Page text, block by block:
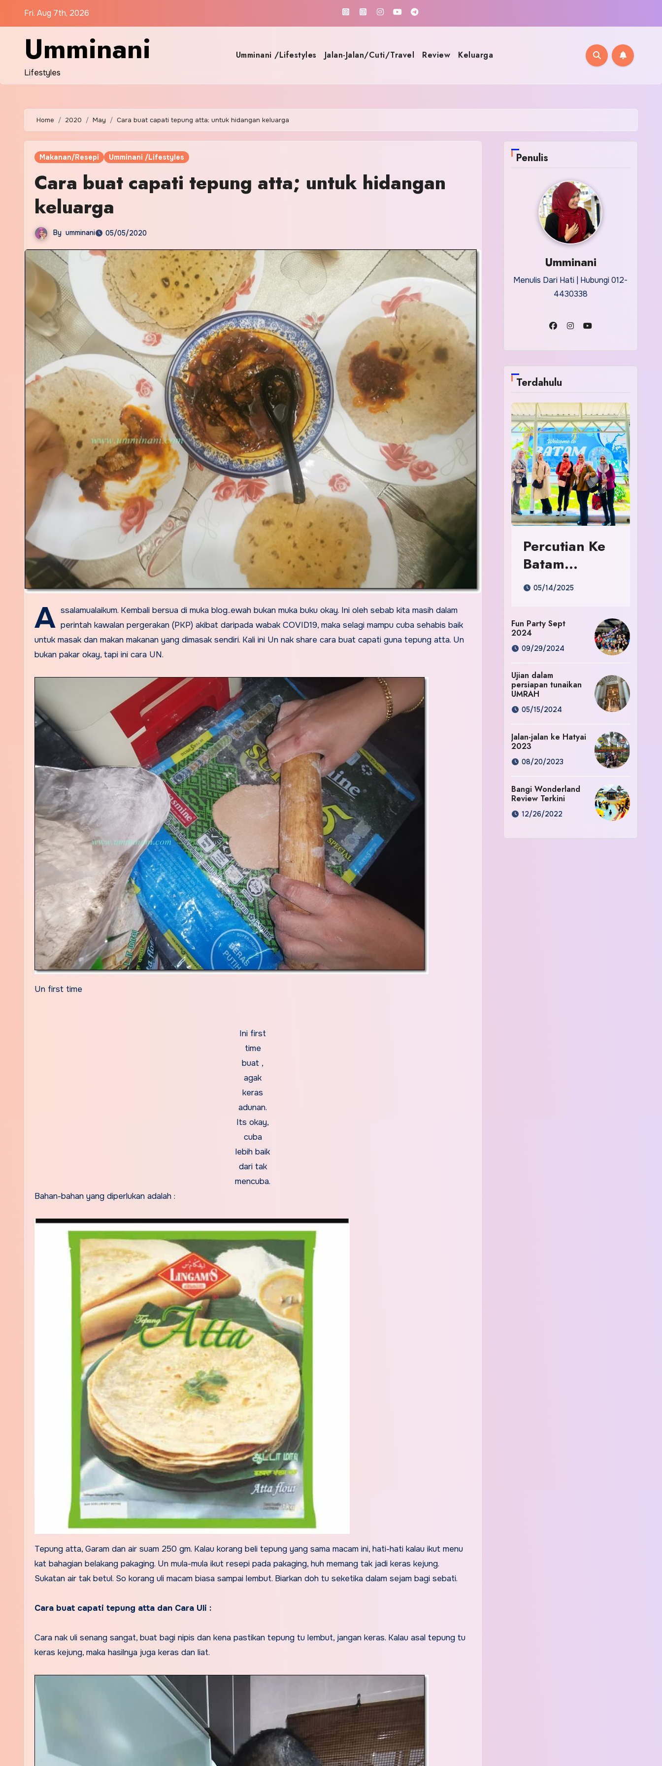
Fri. Aug 7th, 2026
Umminani
Lifestyles
Umminani /Lifestyles Jalan-Jalan/Cuti/Travel Review Keluarga
Home 2020 May Cara buat capati tepung atta; untuk hidangan keluarga
Makanan/Resepi Umminani /Lifestyles
Cara buat capati tepung atta; untuk hidangan
keluarga
By umminani 05/05/2020
A ssalamualaikum. Kembali bersua di muka blog..ewah bukan muka buku okay. Ini oleh sebab kita masih dalam
perintah kawalan pergerakan (PKP) akibat daripada wabak COVID19, maka selagi mampu cuba sehabis baik
untuk masak dan makan makanan yang dimasak sendiri. Kali ini Un nak share cara buat capati guna tepung atta. Un
bukan pakar okay, tapi ini cara UN.
Un first time
Ini first
time
buat ,
agak
keras
adunan.
Its okay,
cuba
lebih baik
dari tak
mencuba.
Bahan-bahan yang diperlukan adalah :
Tepung atta, Garam dan air suam 250 gm. Kalau korang beli tepung yang sama macam ini, hati-hati kalau ikut menu
kat bahagian belakang pakaging. Un mula-mula ikut resepi pada pakaging, huh memang tak jadi keras kejung.
Sukatan air tak betul. So korang uli macam biasa sampai lembut. Biarkan doh tu seketika dalam sejam bagi sebati.
Cara buat capati tepung atta dan Cara Uli :
Cara nak uli senang sangat, buat bagi nipis dan kena pastikan tepung tu lembut, jangan keras. Kalau asal tepung tu
keras kejung, maka hasilnya juga keras dan liat.
Penulis
Umminani
Menulis Dari Hati | Hubungi 012-
4430338
Terdahulu
Percutian Ke
Batam
Indonesia
05/14/2025
Fun Party Sept
2024
09/29/2024
Ujian dalam
persiapan tunaikan
UMRAH
05/15/2024
Jalan-jalan ke Hatyai
2023
08/20/2023
Bangi Wonderland
Review Terkini
12/26/2022